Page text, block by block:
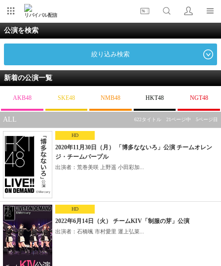
リバイバル配信
公演を検索
絞り込み検索
新着の公演一覧
AKB48 SKE48 NMB48 HKT48 NGT48
ALL 622タイトル 21ページ中 5ページ目
HD
2020年11月30日（月） 「博多なないろ」公演 チームオレン
ジ・チームパープル
出演者：荒巻美咲 上野遥 小田彩加...
HD
2022年6月14日（火） チームKIV「制服の芽」公演
出演者：石橋颯 市村愛里 運上弘菜...